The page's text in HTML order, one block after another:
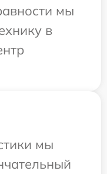
мы
в
мы